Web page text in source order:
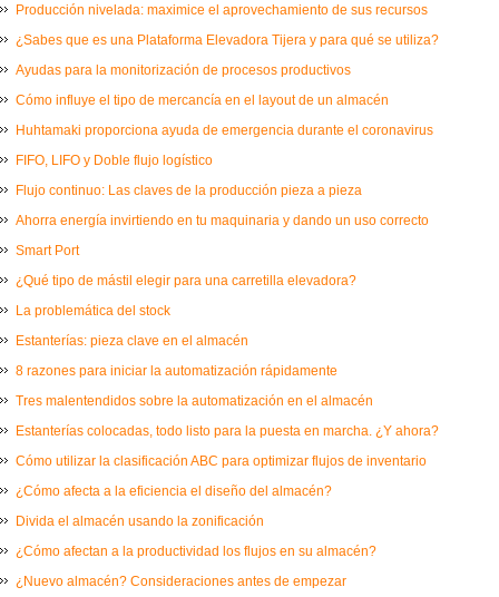
Producción nivelada: maximice el aprovechamiento de sus recursos
¿Sabes que es una Plataforma Elevadora Tijera y para qué se utiliza?
Ayudas para la monitorización de procesos productivos
Cómo influye el tipo de mercancía en el layout de un almacén
Huhtamaki proporciona ayuda de emergencia durante el coronavirus
FIFO, LIFO y Doble flujo logístico
Flujo continuo: Las claves de la producción pieza a pieza
Ahorra energía invirtiendo en tu maquinaria y dando un uso correcto
Smart Port
¿Qué tipo de mástil elegir para una carretilla elevadora?
La problemática del stock
Estanterías: pieza clave en el almacén
8 razones para iniciar la automatización rápidamente
Tres malentendidos sobre la automatización en el almacén
Estanterías colocadas, todo listo para la puesta en marcha. ¿Y ahora?
Cómo utilizar la clasificación ABC para optimizar flujos de inventario
¿Cómo afecta a la eficiencia el diseño del almacén?
Divida el almacén usando la zonificación
¿Cómo afectan a la productividad los flujos en su almacén?
¿Nuevo almacén? Consideraciones antes de empezar